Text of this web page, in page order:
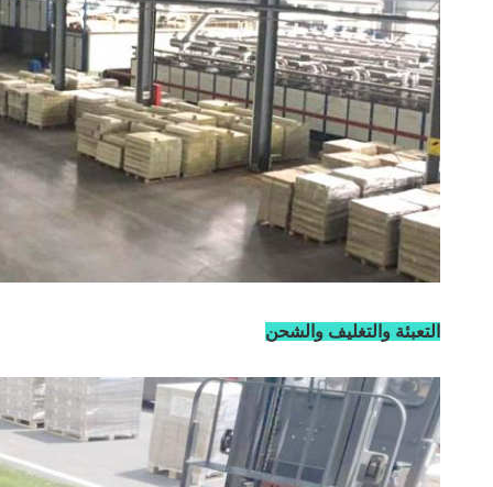
التعبئة والتغليف والشحن